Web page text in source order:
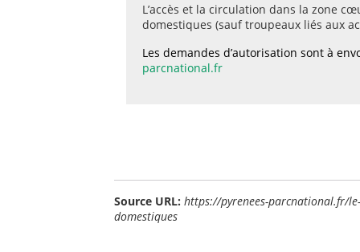
L’accès et la circulation dans la zone
domestiques (sauf troupeaux liés aux
Les demandes d’autorisation sont à
parcnational.fr
Source URL: https://pyrenees-parcnational.fr/
domestiques